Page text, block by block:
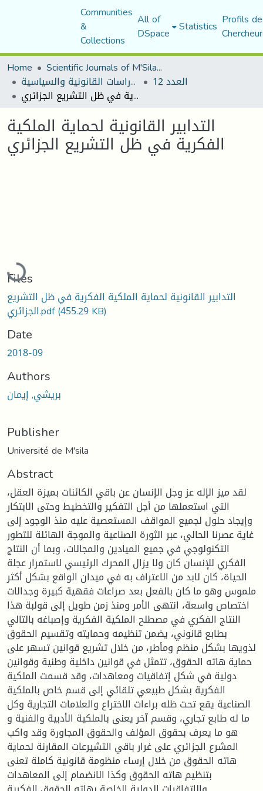
Communities
&
Collections
All of
DSpace Statistics Profils
Home
Scientific Journals of M'Sila University
مجلة الأستاذ الباحث للدراسات القانونية والسياسية العدد 12
التدابير القانونية لحماية الملكية الفكرية في ظل التشريع الجزائري
التدابير القانونية لحماية الملكية
الفكرية في ظل التشريع الجزائري
Loading...
Files
التدابير القانونية لحماية الملكية الفكرية في ظل التشريع
الجزائري.pdf(455.29 KB)
Date
2018-09
Authors
بريشي, إيمان
Publisher
Université de M'sila
Abstract
لقد ميز الإله عز وجل الإنسان عن باقي الكائنات بميزة العقل،
التي استعملها من أجل التفكير والتخطيط وحتى الابتكار
وإيجاد حلول لجميع المواقف المستعصية عليه منذ الوجود إلى
غاية عصرنا الحالي، عبر الثورة الصناعية والموجة الهائلة للتطور
التكنولوجي في جميع الميادين والمجالات، وبما أن النتاج
الفكري للإنسان كان ولا يزال المحرك الرئيسي لاستمرار عجلة
الحياة، كان لابد من الاعتراف به في ميدان الواقع بشكل أكثر
ملموس وهو ما كان بالفعل بعد صراعات فقهية كبيرة وجدالات
اختصاص واسعة، انتهى الأمر ومنذ زمن طويل إلى قولبة هذا
النتاج الفكري في مصطلح الملكية الفكرية وإصباغه بالتالي
بطابع قانوني، يضمن تنظيمه وحمايته وتقسيم الحقوق
لذويها بشكل منظم ومأطر، من خلال تشريع قوانين تسهر على
حماية هاته الحقوق، تتمثل في قوانين داخلية وطنية وقوانين
دولية في شكل إتفاقيات ومعاهدات، وقد قسمت الملكية
الفكرية بشكل طبيعي تلقائي إلى قسم خاص بالملكية
الصناعية يقع تحت ظله براءات الاختراع والعلامات التجارية وكل
ما له طابع تجاري، وقسم آخر يعنى بالملكية الأدبية والفنية و
هو ما يعرف بحقوق المؤلف والحقوق المجاورة وقد واكب
المشرع الجزائري على غرار باقي التشيرعات المقارنة لحماية
هاته الحقوق من خلال إرساء منظومة قانونية كاملة تعنى
بتنظيم هاته الحقوق وكذا الانضمام إلى المعاهدات